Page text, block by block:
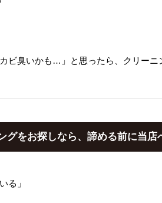
ビ臭いかも…」と思ったら、クリーニ
グをお探しなら、諦める前に当店
る」